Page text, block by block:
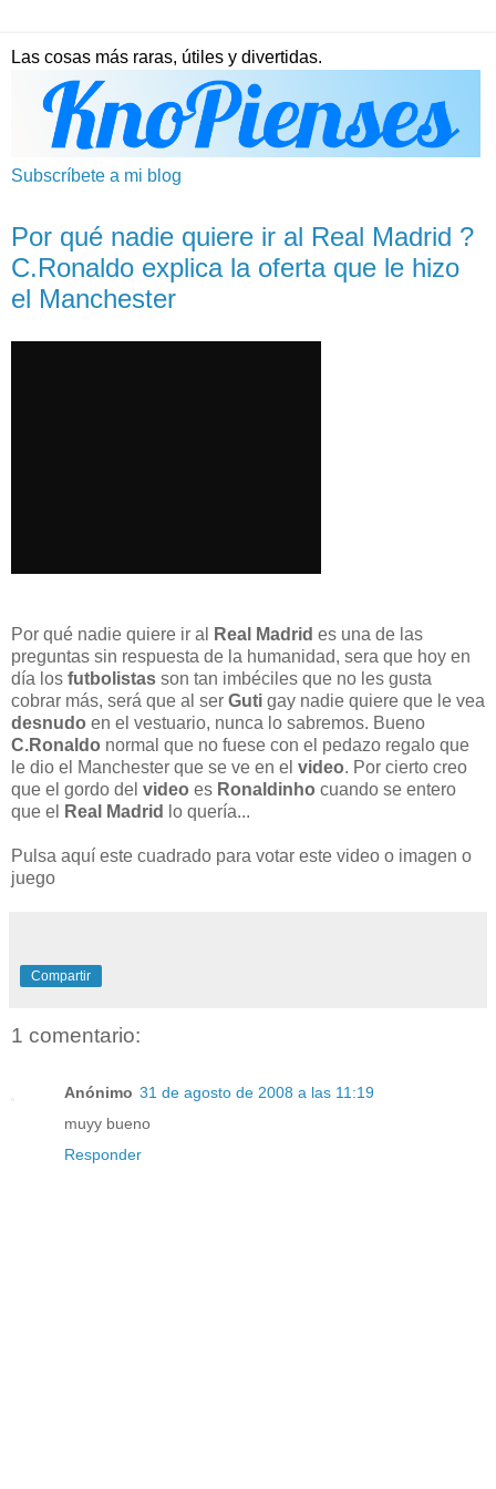
Las cosas más raras, útiles y divertidas.
Subscríbete a mi blog
Por qué nadie quiere ir al Real Madrid ?
C.Ronaldo explica la oferta que le hizo
el Manchester
Por qué nadie quiere ir al Real Madrid es una de las
preguntas sin respuesta de la humanidad, sera que hoy en
día los futbolistas son tan imbéciles que no les gusta
cobrar más, será que al ser Guti gay nadie quiere que le vea
desnudo en el vestuario, nunca lo sabremos. Bueno
C.Ronaldo normal que no fuese con el pedazo regalo que
le dio el Manchester que se ve en el video. Por cierto creo
que el gordo del video es Ronaldinho cuando se entero
que el
Real Madrid lo quería...
Pulsa aquí este cuadrado para votar este video o imagen o
juego
Compartir
1 comentario:
Anónimo 31 de agosto de 2008 a las 11:19
muyy bueno
Responder